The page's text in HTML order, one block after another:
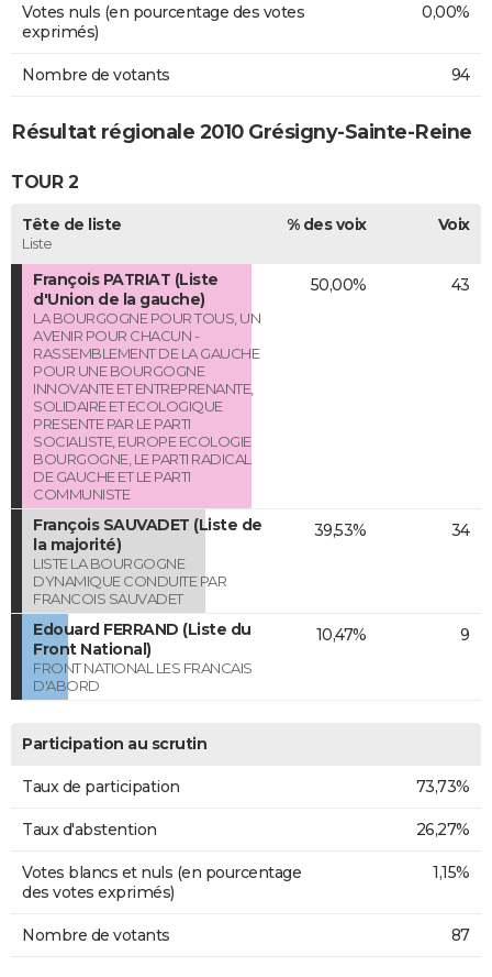
Votes nuls (en pourcentage des votes
exprimés)
0,00%
Nombre de votants 94
Résultat régionale 2010 Grésigny-Sainte-Reine
TOUR 2
Tête de liste
Liste
% des voix Voix
François PATRIAT (Liste
d'Union de la gauche)
LA BOURGOGNE POUR TOUS, UN
AVENIR POUR CHACUN -
RASSEMBLEMENT DE LA GAUCHE
POUR UNE BOURGOGNE
INNOVANTE ET ENTREPRENANTE,
SOLIDAIRE ET ECOLOGIQUE
PRESENTE PAR LE PARTI
SOCIALISTE, EUROPE ECOLOGIE
BOURGOGNE, LE PARTI RADICAL
DE GAUCHE ET LE PARTI
COMMUNISTE
50,00% 43
François SAUVADET (Liste de
la majorité)
LISTE LA BOURGOGNE
DYNAMIQUE CONDUITE PAR
FRANCOIS SAUVADET
39,53% 34
Edouard FERRAND (Liste du
Front National)
FRONT NATIONAL LES FRANCAIS
D'ABORD
10,47% 9
Participation au scrutin
Taux de participation 73,73%
Taux d'abstention 26,27%
Votes blancs et nuls (en pourcentage
des votes exprimés)
1,15%
Nombre de votants 87